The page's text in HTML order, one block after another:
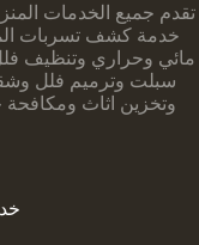
تقدم جميع الخدمات
خدمة كشف تسربات
مائي وحراري وتنظيف
سبلت وترميم فلل
وتخزين اثاث